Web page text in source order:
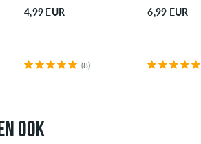
4,99 EUR
(8)
6,99 EUR
OOK